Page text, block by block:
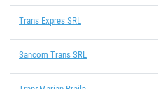
Trans Expres SRL
Sancom Trans SRL